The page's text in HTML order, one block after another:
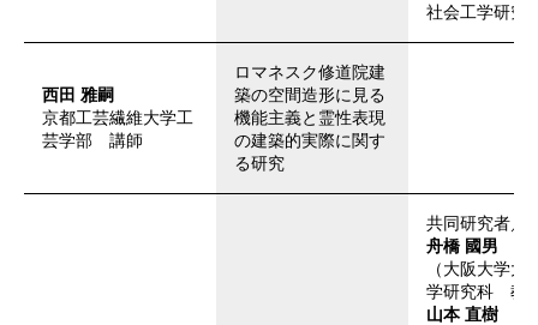
社会工学研究
西田 雅嗣
京都工芸繊維大学工
芸学部 講師
ロマネスク修道院建
築の空間造形に見る
機能主義と霊性表現
の建築的実際に関す
る研究
共同研究者／
舟橋 國男
（大阪大学大
学研究科 教
山本 直樹